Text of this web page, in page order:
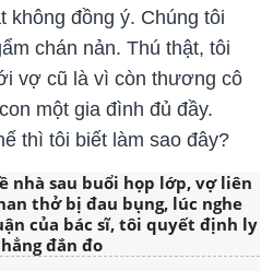
không đồng ý. Chúng tôi
chán nản. Thú thật, tôi
vợ cũ là vì còn thương cô
một gia đình đủ đầy.
thì tôi biết làm sao đây?
nhà sau buổi họp lớp, vợ liên
thở bị đau bụng, lúc nghe
của bác sĩ, tôi quyết định ly
đắn đo